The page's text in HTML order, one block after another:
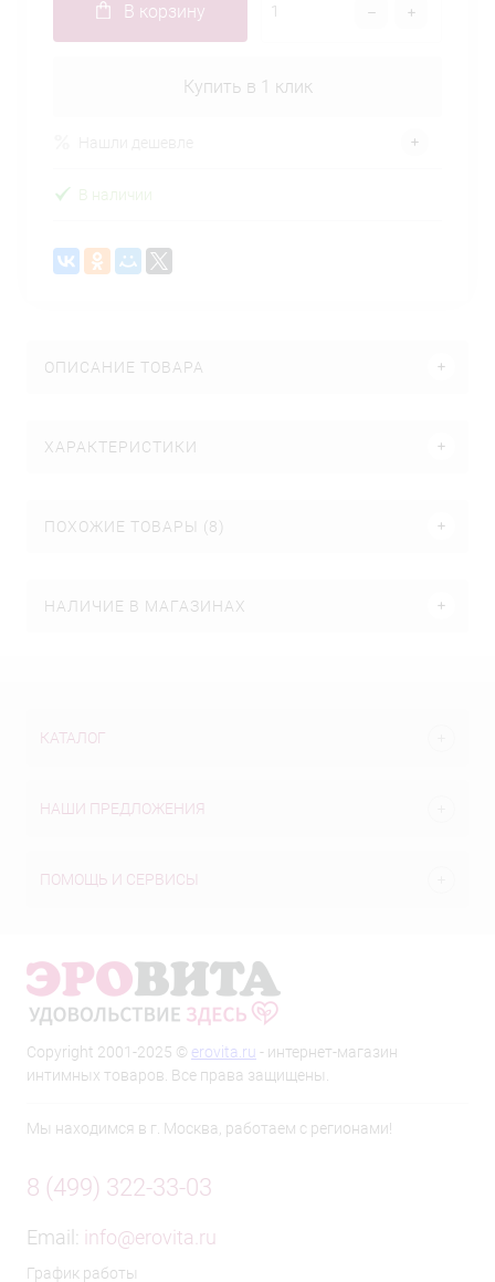
В корзину
Купить в 1 клик
В наличии
ОПИСАНИЕ ТОВАРА
ХАРАКТЕРИСТИКИ
ПОХОЖИЕ ТОВАРЫ (8)
НАЛИЧИЕ В МАГАЗИНАХ
КАТАЛОГ
НАШИ ПРЕДЛОЖЕНИЯ
ПОМОЩЬ И СЕРВИСЫ
Copyright 2001-2025 © erovita.ru - интернет-магазин
интимных товаров. Все права защищены.
Мы находимся в г. Москва, работаем с регионами!
8 (499) 322-33-03
Email: info@erovita.ru
График работы